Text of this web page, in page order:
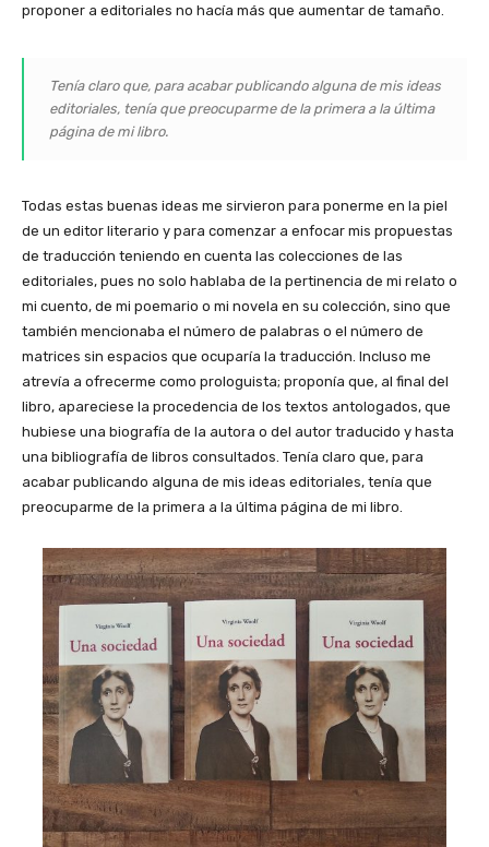
proponer a editoriales no hacía más que aumentar de tamaño.
Tenía claro que, para acabar publicando alguna de mis ideas
editoriales, tenía que preocuparme de la primera a la última
página de mi libro.
Todas estas buenas ideas me sirvieron para ponerme en la piel
de un editor literario y para comenzar a enfocar mis propuestas
de traducción teniendo en cuenta las colecciones de las
editoriales, pues no solo hablaba de la pertinencia de mi relato o
mi cuento, de mi poemario o mi novela en su colección, sino que
también mencionaba el número de palabras o el número de
matrices sin espacios que ocuparía la traducción. Incluso me
atrevía a ofrecerme como prologuista; proponía que, al final del
libro, apareciese la procedencia de los textos antologados, que
hubiese una biografía de la autora o del autor traducido y hasta
una bibliografía de libros consultados. Tenía claro que, para
acabar publicando alguna de mis ideas editoriales, tenía que
preocuparme de la primera a la última página de mi libro.